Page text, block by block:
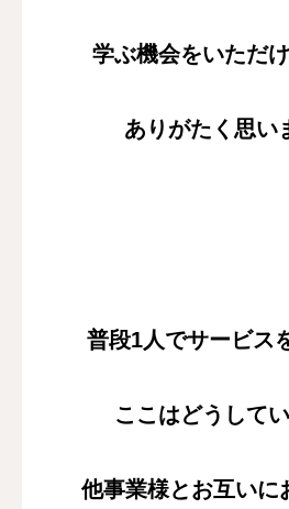
学ぶ機会をいただ
ありがたく思い
普段1人でサービス
ここはどうして
他事業様とお互いに